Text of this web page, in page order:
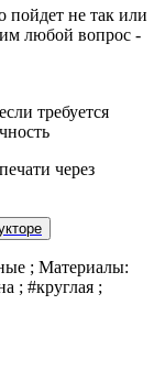
пойдет не так или
любой вопрос -
требуется
через
; Материалы:
; #круглая ;